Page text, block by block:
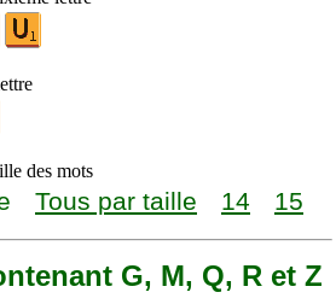
des mots
Tous par taille 14 15
G, M, Q, R et Z